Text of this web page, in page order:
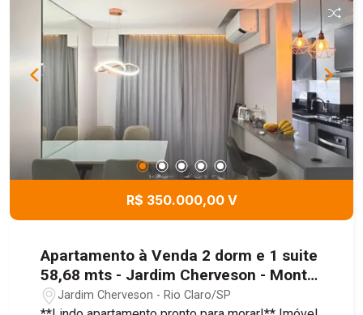
R$ 350.000,00 V
Apartamento à Venda 2 dorm e 1 suite
58,68 mts - Jardim Cherveson - Monte
Verde Residencial
Jardim Cherveson - Rio Claro/SP